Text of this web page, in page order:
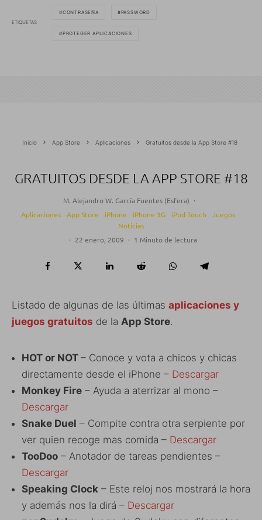
ETIQUETAS
CONTRASEÑA PASSWORD
PROTEGER APLICACIONES
Inicio App Store Aplicaciones Gratuitos desde la App Store #18
GRATUITOS DESDE LA APP STORE #18
M. Alejandro W. García Fuentes (Esfera) ·
Aplicaciones
App Store iPhone iPhone 3G iPod Touch
Juegos
Noticias
· 22 enero, 2009 · 1 Minuto de lectura
Listado de algunas de las últimas aplicaciones y
juegos gratuitos de la App Store.
HOT or NOT – Conoce y vota a chicos y chicas
directamente desde el iPhone – Descargar
Monkey Fire – Ayuda a aterrizar al mono –
Descargar
Snake Duel – Compite contra otra serpiente por
ver quien recoge mas comida – Descargar
TooDoo – Anotador de tareas pendientes –
Descargar
Speaking Clock – Este reloj nos mostrará la hora
y además nos la dirá – Descargar